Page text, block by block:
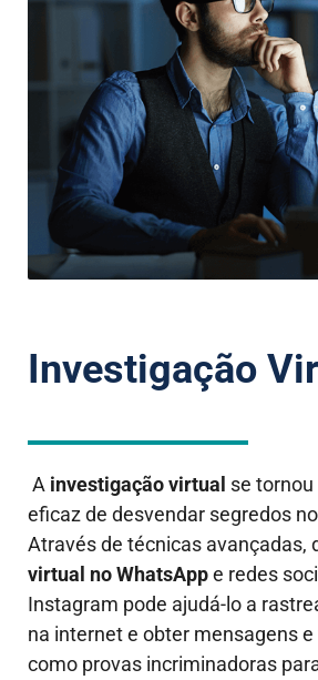
Investigação
A investigação virtual se
eficaz de desvendar segredos
Através de técnicas avançadas,
virtual noWhatsAppe redes
Instagram pode ajudá-lo a
na internet e obter mensagens
como provas incriminadoras